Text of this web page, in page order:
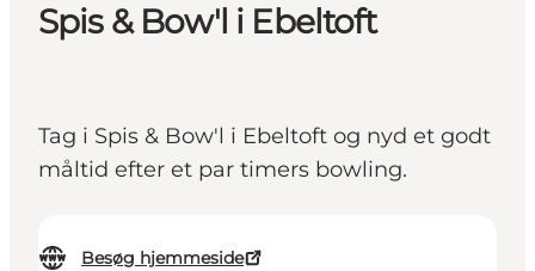
Spis & Bow'l i Ebeltoft
Tag i Spis & Bow'l i Ebeltoft og nyd et godt
måltid efter et par timers bowling.
Besøg hjemmeside